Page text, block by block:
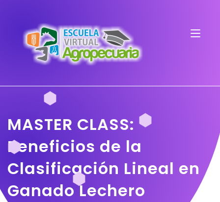
MASTER CLASS:
Beneficios de la
Clasificación Lineal en
Ganado Lechero